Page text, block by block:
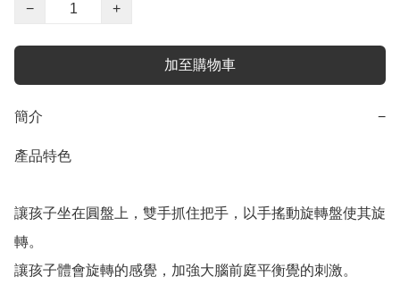
−
+
加至購物車
簡介 −
產品特色
讓孩子坐在圓盤上，雙手抓住把手，以手搖動旋轉盤使其旋
轉。
讓孩子體會旋轉的感覺，加強大腦前庭平衡覺的刺激。